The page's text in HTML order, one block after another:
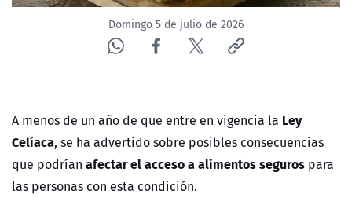
Domingo 5 de julio de 2026
A menos de un año de que entre en vigencia la Ley
Celíaca, se ha advertido sobre posibles consecuencias
que podrían afectar el acceso a alimentos seguros para
las personas con esta condición.